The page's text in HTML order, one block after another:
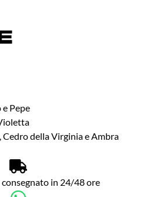
Pepe
Cedro della Virginia e Ambra
in 24/48 ore